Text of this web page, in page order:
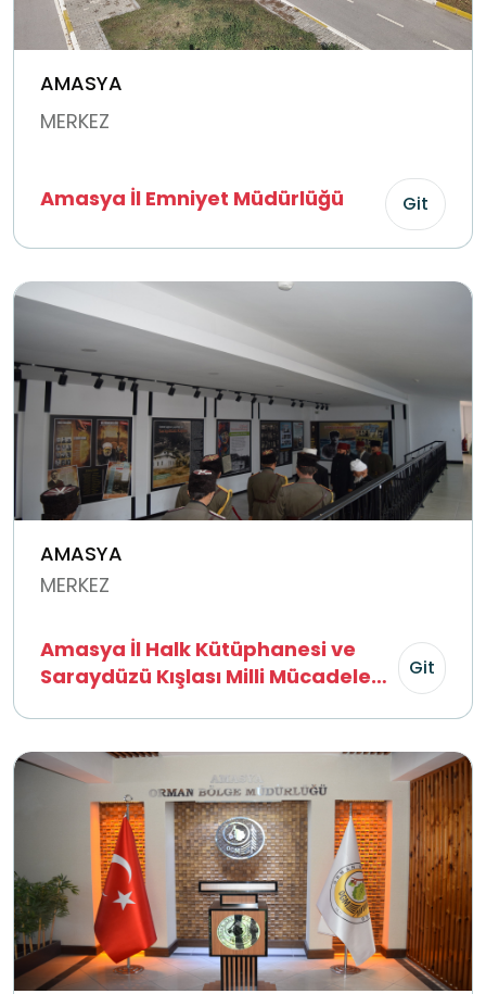
AMASYA
MERKEZ
Amasya İl Emniyet Müdürlüğü Git
AMASYA
MERKEZ
Amasya İl Halk Kütüphanesi ve
Saraydüzü Kışlası Milli Mücadele
Git